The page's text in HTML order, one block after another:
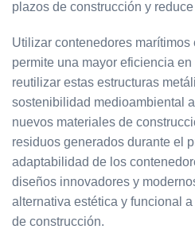
plazos de construcción y
Utilizar contenedores
permite una mayor eficiencia en
reutilizar estas estructuras
sostenibilidad medioambiental
nuevos materiales de
residuos generados durante el
adaptabilidad de los
diseños innovadores y
alternativa estética y funcional
de construcción.